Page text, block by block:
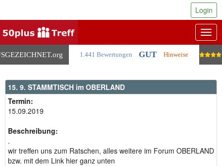
.org 1.441 Bewertungen GUT Hinweise
Login
15. 9. STAMMTISCH im OBERLAND
Termin:
15.09.2019
Beschreibung:
.
wir treffen uns zum Ratschen, alles weitere im Forum OBERLAND
bzw. mit dem Link hier ganz unten